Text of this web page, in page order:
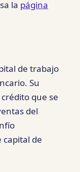
la página
de trabajo
Su
que se
del
de